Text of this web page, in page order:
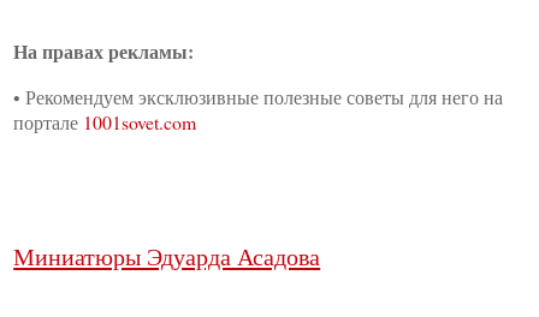
На правах рекламы:
•Рекомендуем эксклюзивные полезные советы для него на
портале 1001sovet.com
Миниатюры Эдуарда Асадова